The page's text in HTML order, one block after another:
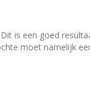
is een goed
moet namelijk